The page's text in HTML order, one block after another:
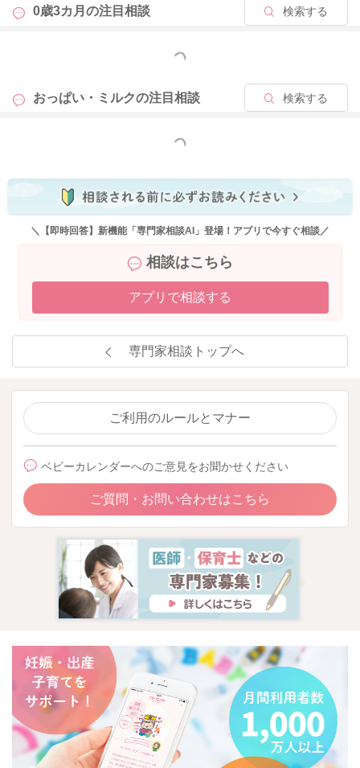
0歳3カ月の注目相談 検索する
もっと見る
おっぱい・ミルクの注目相談 検索する
もっと見る
＼【即時回答】新機能「専門家相談AI」登場！アプリで今すぐ相談／
相談はこちら
アプリで相談する
専門家相談トップへ
ご利用のルールとマナー
ベビーカレンダーへのご意見をお聞かせください
ご質問・お問い合わせはこちら